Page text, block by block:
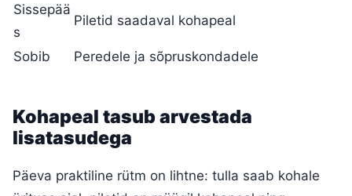
Sissepää
s
Piletid saadaval kohapeal
Sobib Peredele ja sõpruskondadele
Kohapeal tasub arvestada
lisatasudega
Päeva praktiline rütm on lihtne: tulla saab kohale